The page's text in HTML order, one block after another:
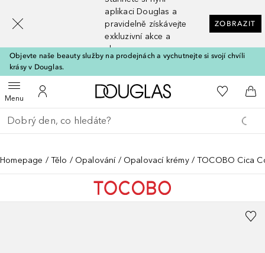
aplikaci Douglas a
pravidelně získávejte
exkluzivní akce a
slevy
ZOBRAZIT
Objevte naše beauty služby na prodejnách a vychutnejte si svojí chvíli
krásy v Douglas.
MenuOtevřít menuK mému účtu
Domů K mému
Do
Vraťte se
Proveďte vyhledávání
Homepage Tělo Opalování Opalovací krémy TOCOBO Cica
[navigation.slideout.screenreader]